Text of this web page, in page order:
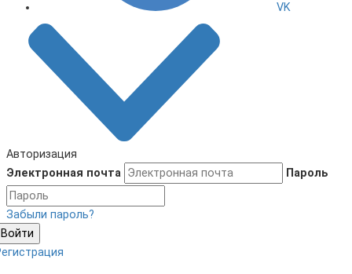
VK
Авторизация
Электронная почта
Пароль
Забыли пароль?
Войти